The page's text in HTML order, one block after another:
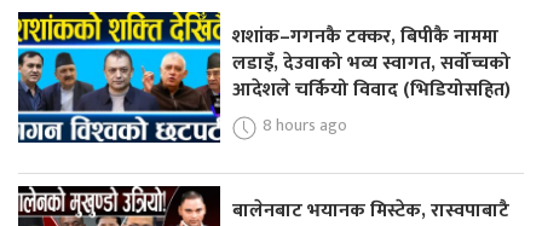
शशांक–गगनकै टक्कर, बिपीकै नाममा
लडाइँ, देउवाको भव्य स्वागत, सर्वोच्चको
आदेशले चर्कियो विवाद (भिडियोसहित)
8 hours ago
बालेनबाट भयानक मिस्टेक, रास्वपाबाटै